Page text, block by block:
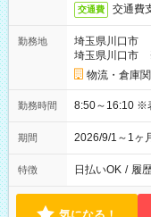
交通費 交通費
勤務地
埼玉県川口市
埼玉県川口市
物流・倉庫
勤務時間
期間 2026/9/1～1ヶ
特徴 日払いOK / 履